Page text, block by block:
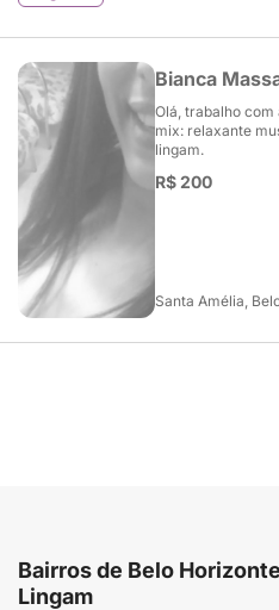
Bianca
Olá, trabalho com
mix: relaxante
lingam.
R$ 200
Santa Amélia,
Bairros de Belo
Lingam